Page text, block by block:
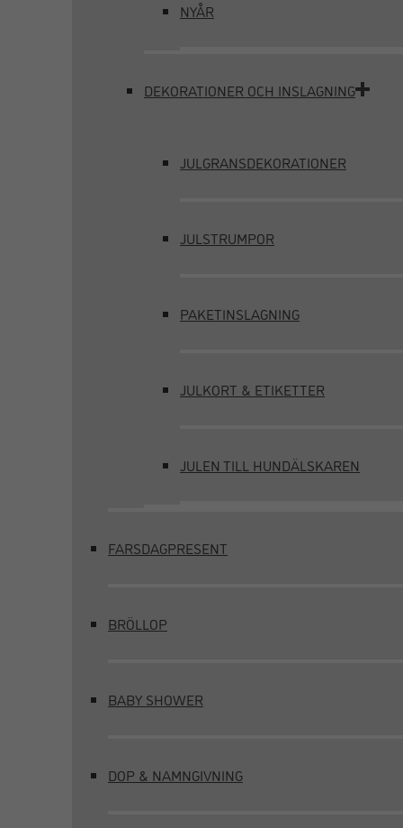
NYÅR
DEKORATIONER OCH INSLAGNING
JULGRANSDEKORATIONER
JULSTRUMPOR
PAKETINSLAGNING
JULKORT & ETIKETTER
JULEN TILL HUNDÄLSKAREN
FARSDAGPRESENT
BRÖLLOP
BABY SHOWER
DOP & NAMNGIVNING